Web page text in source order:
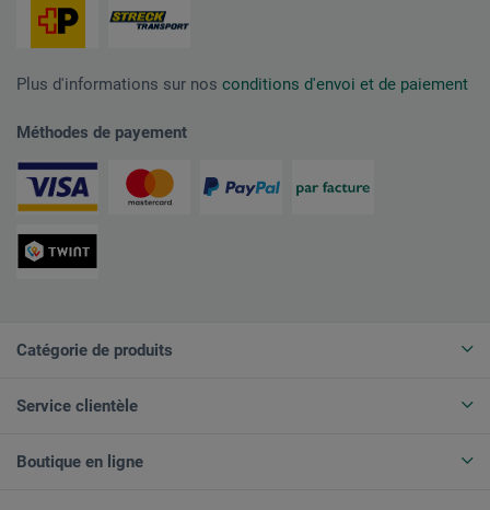
Plus d'informations sur nos conditions d'envoi et de paiement
Méthodes de payement
Catégorie de produits
Service clientèle
Boutique en ligne